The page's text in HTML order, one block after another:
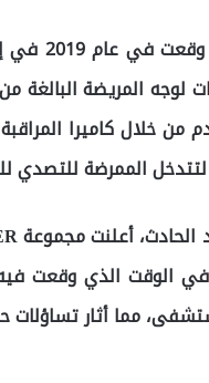
من خلال كاميرا
الممرضة للتصدي
في الوقت الذي وقعت
مما أثار تساؤلات